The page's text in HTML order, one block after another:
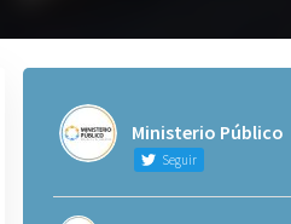
Ministerio Público
Seguir